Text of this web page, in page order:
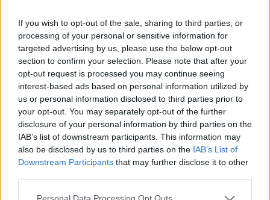
If you wish to opt-out of the sale, sharing to third parties, or
processing of your personal or sensitive information for
targeted advertising by us, please use the below opt-out
section to confirm your selection. Please note that after your
opt-out request is processed you may continue seeing
interest-based ads based on personal information utilized by
us or personal information disclosed to third parties prior to
your opt-out. You may separately opt-out of the further
disclosure of your personal information by third parties on the
IAB’s list of downstream participants. This information may
also be disclosed by us to third parties on the IAB’s List of
Downstream Participants that may further disclose it to other
Els Bombers de la Generalitat obren la
convocatòria per a 250 noves places
14 de setembre de 2021